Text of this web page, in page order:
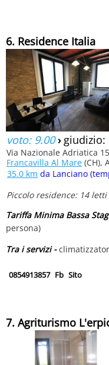
6. Residence Italia
voto: 9.00› giudizio:
Via Nazionale Adriatica
Francavilla Al Mare (CH),
35.0 km da Lanciano
Piccolo residence: 14 letti
Tariffa Minima Bassa
persona)
Tra i servizi -
0854913857 Fb Sito
7. Agriturismo